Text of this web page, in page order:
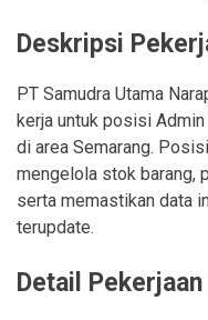
Deskripsi
PT Samudra Utama
kerja untuk posisi
di area Semarang.
mengelola stok barang,
serta memastikan data
terupdate.
Detail Pekerjaan